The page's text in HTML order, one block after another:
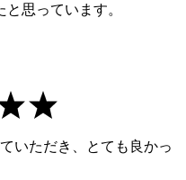
思っています。
いただき、とても良かっ